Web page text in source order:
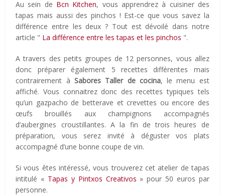
Au sein de Bcn Kitchen, vous apprendrez à cuisiner des
tapas mais aussi des pinchos ! Est-ce que vous savez la
différence entre les deux ? Tout est dévoilé dans notre
article " La différence entre les tapas et les pinchos ".
A travers des petits groupes de 12 personnes, vous allez
donc préparer également 5 recettes différentes mais
contrairement à Sabores Taller de cocina, le menu est
affiché. Vous connaitrez donc des recettes typiques tels
qu’un gazpacho de betterave et crevettes ou encore des
œufs brouillés aux champignons accompagnés
d’aubergines croustillantes. A la fin de trois heures de
préparation, vous serez invité à déguster vos plats
accompagné d’une bonne coupe de vin.
Si vous êtes intéressé, vous trouverez cet atelier de tapas
intitulé « Tapas y Pintxos Creativos » pour 50 euros par
personne.